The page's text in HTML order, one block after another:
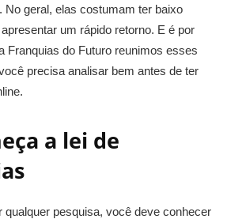
No geral, elas costumam ter baixo
um rápido retorno. E é por
Franquias do Futuro reunimos esses
precisa analisar bem antes de ter
a lei de
qualquer pesquisa, você deve conhecer